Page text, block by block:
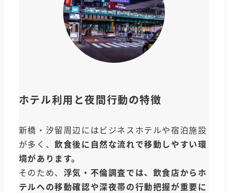
ホテル利用と夜間行動の特徴
新橋・汐留周辺にはビジネスホテルや宿泊施設
が多く、飲食後に自然な流れで移動しやすい環
境があります。
そのため、 浮気・不倫調査では、飲食店からホ
テルへの移動確認や深夜帯の行動把握が重要に